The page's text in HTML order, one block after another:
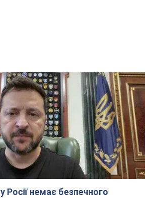
Росії немає безпечного